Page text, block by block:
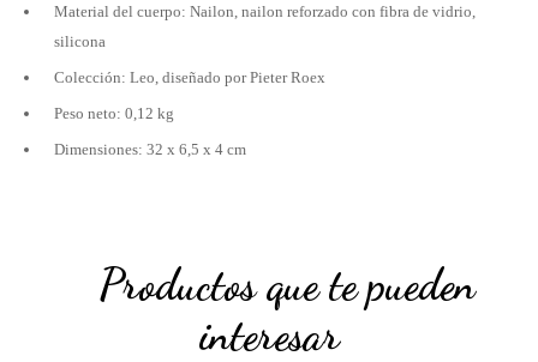
Material del cuerpo: Nailon, nailon reforzado con fibra de vidrio,
silicona
Colección: Leo, diseñado por Pieter Roex
Peso neto: 0,12 kg
Dimensiones: 32 x 6,5 x 4 cm
Productos que te pueden
interesar